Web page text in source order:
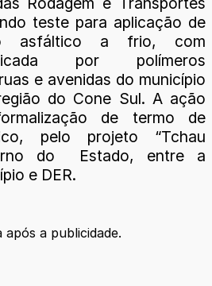
teste para aplicação de
asfáltico a frio, com
por polímeros
e avenidas do município
do Cone Sul. A ação
de termo de
pelo projeto “Tchau
do Estado, entre a
e DER.
após a publicidade.